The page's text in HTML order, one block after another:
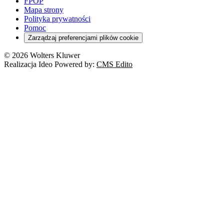
Kredyty
Cło
Deregulacja
Cyberbezpieczeństwo
Franczyza
Prawo autorskie
Turystyka
Orzeczenia
RODO
Mapa strony
Polityka prywatności
Pomoc
Zarządzaj preferencjami plików cookie
© 2026 Wolters Kluwer
Realizacja Ideo Powered by: CMS Edito